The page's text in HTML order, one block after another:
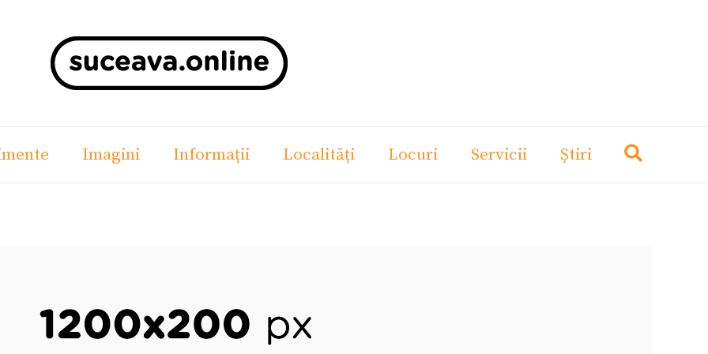
Imagini Informații Localități Locuri Servicii Știri